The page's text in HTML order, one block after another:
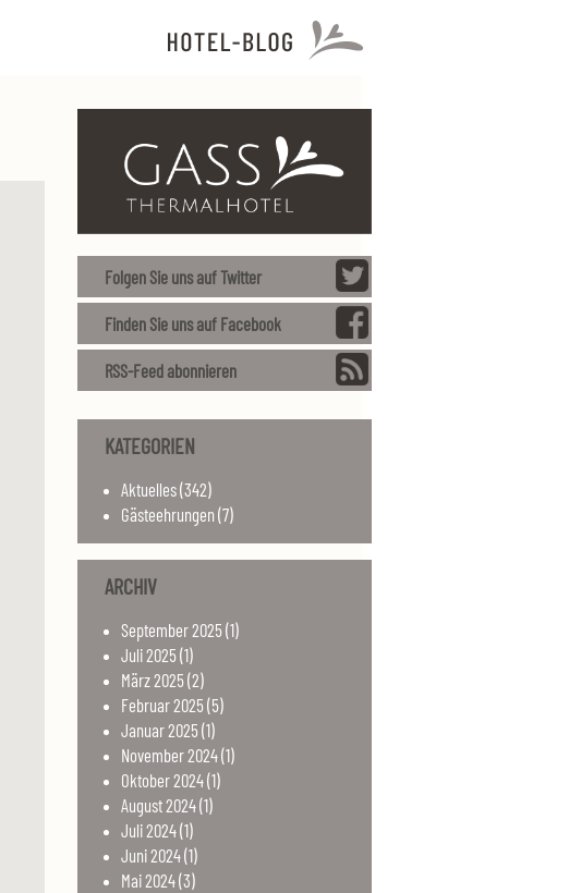
Folgen Sie uns auf Twitter
Finden Sie uns auf Facebook
RSS-Feed abonnieren
KATEGORIEN
Aktuelles(342)
Gästeehrungen (7)
ARCHIV
September2025(1)
Juli2025(1)
März2025(2)
Februar2025(5)
Januar2025(1)
November2024(1)
Oktober2024(1)
August2024(1)
Juli2024(1)
Juni2024(1)
Mai2024(3)